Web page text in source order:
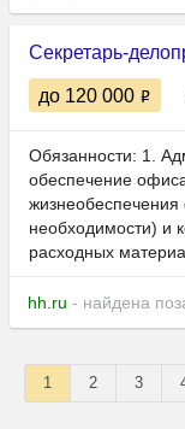
Секретарь-
до 120 000
Обязанности: 1.
обеспечение
необходимости) и
расходных
hh.ru - найдена
1 2 3